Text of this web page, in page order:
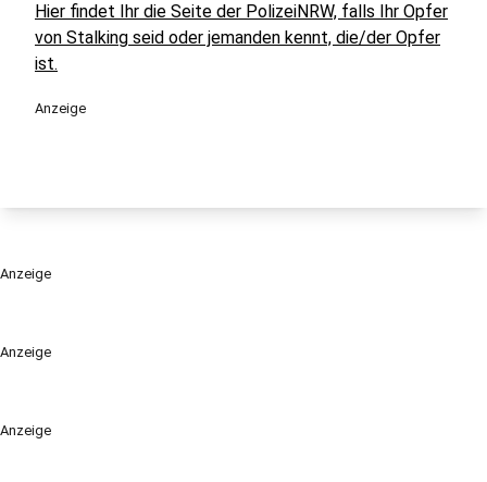
Anzeige
Anzeige
Hier findet Ihr die Seite der PolizeiNRW, falls Ihr Opfer
von Stalking seid oder jemanden kennt, die/der Opfer
ist.
Anzeige
Anzeige